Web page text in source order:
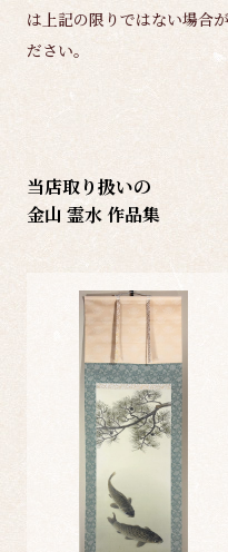
は上記の限りではない場合
ださい。
当店取り扱いの
金山 霊水 作品集